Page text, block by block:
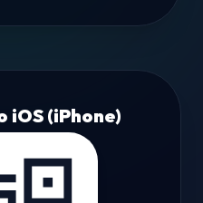
iOS (iPhone)